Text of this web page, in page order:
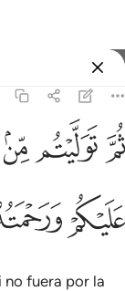
من بعد ذالك
فَضْلُ ٱللَّهِ
ﱪﱫﱬ
ﱳ
no fuera por la